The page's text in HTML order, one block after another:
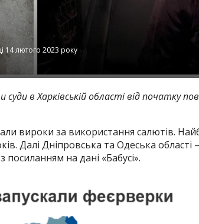
14 лютого 2023 року
суди в Харківській області від початку
вироки за використання салютів.
Далі Дніпровська та Одеська області
на дані «Бабусі».